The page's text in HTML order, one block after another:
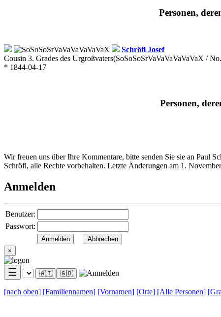
Personen,
Schröfl Josef
Cousin 3. Grades des Urgroßvaters(SoSoSoSrVaVaVaVaVaVaX /
* 1844-04-17
Personen,
Wir freuen uns über Ihre Kommentare, bitte senden Sie sie an Paul
Schröfl, alle Rechte vorbehalten. Letzte Änderungen am 1.
Anmelden
Benutzer:
Passwort:
×
☰ 🇦🇹 🇬🇧
[nach oben] [Familiennamen] [Vornamen] [Orte] [Alle Personen] [